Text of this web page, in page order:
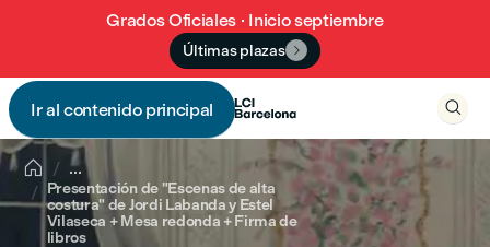
Grados Oficiales · Inicio septiembre
Últimas plazas 
Ir al contenido principal
 
 ...
Presentación de "Escenas de alta
costura" de Jordi Labanda y Estel
Vilaseca + Mesa redonda + Firma de
libros